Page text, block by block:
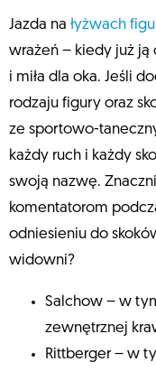
Jazda na łyżwach
wrażeń – kiedy już ją
i miła dla oka. Jeśli
rodzaju figury oraz
ze sportowo-
każdy ruch i każdy
swoją nazwę.
komentatorom
odniesieniu do
widowni?
Salchow – w
zewnętrznej
Rittberger – w